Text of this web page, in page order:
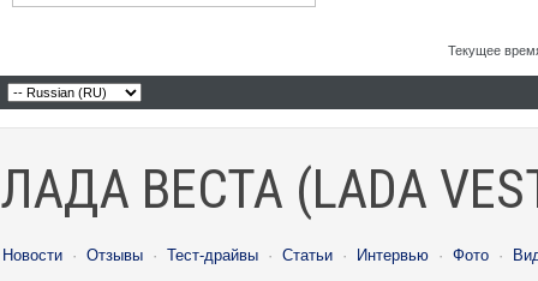
Текущее
ЛАДА ВЕСТА (LADA
Новости · Отзывы · Тест-драйвы · Статьи · Интервью · Фото ·